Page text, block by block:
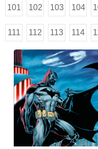
101 102 103 104
111 112 113 114